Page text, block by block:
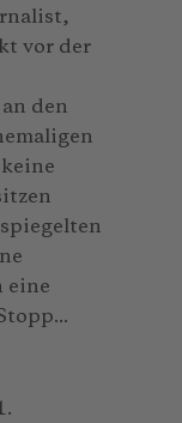
vor der
den
eine